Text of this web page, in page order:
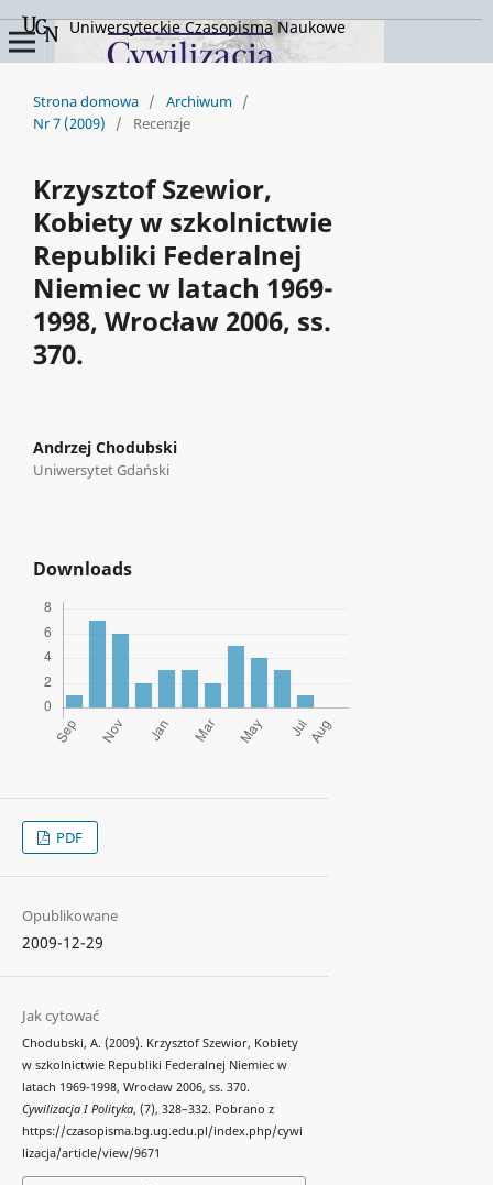
Uniwersyteckie Czasopisma Naukowe
Strona domowa / Archiwum /
Nr 7 (2009)
/ Recenzje
Krzysztof Szewior,
Kobiety w szkolnictwie
Republiki Federalnej
Niemiec w latach 1969-
1998, Wrocław 2006, ss.
370.
Andrzej Chodubski
Uniwersytet Gdański
Downloads
PDF
Opublikowane
2009-12-29
Jak cytować
Chodubski, A. (2009). Krzysztof Szewior, Kobiety
w szkolnictwie Republiki Federalnej Niemiec w
latach 1969-1998, Wrocław 2006, ss. 370.
Cywilizacja I Polityka, (7), 328–332. Pobrano z
https://czasopisma.bg.ug.edu.pl/index.php/cywi
lizacja/article/view/9671